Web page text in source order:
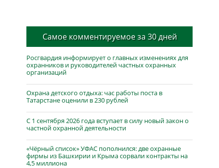
Самое комментируемое за 30 дней
Росгвардия информирует о главных изменениях для
охранников и руководителей частных охранных
организаций
Охрана детского отдыха: час работы поста в
Татарстане оценили в 230 рублей
С 1 сентября 2026 года вступает в силу новый закон о
частной охранной деятельности
«Чёрный список» УФАС пополнился: две охранные
фирмы из Башкирии и Крыма сорвали контракты на
4,5 миллиона